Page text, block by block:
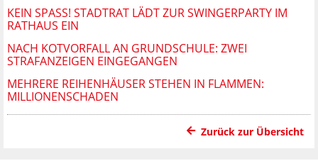
KEIN SPASS! STADTRAT LÄDT ZUR SWINGERPARTY IM R
ATHAUS EIN
NACH KOTVORFALL AN GRUNDSCHULE: ZWEI
STRAFANZEIGEN EINGEGANGEN
MEHRERE REIHENHÄUSER STEHEN IN FLAMMEN:
MILLIONENSCHADEN
Zurück zur Übersicht